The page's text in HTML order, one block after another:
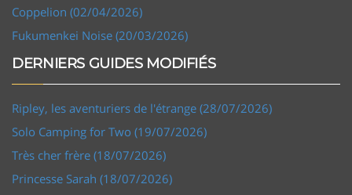
Coppelion (02/04/2026)
Fukumenkei Noise (20/03/2026)
DERNIERS GUIDES MODIFIÉS
Ripley, les aventuriers de l'étrange (28/07/2026)
Solo Camping for Two (19/07/2026)
Très cher frère (18/07/2026)
Princesse Sarah (18/07/2026)